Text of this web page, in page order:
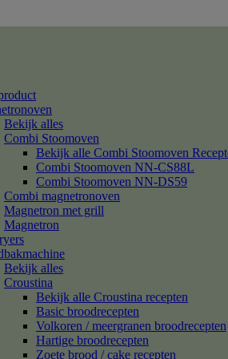
Bekijk alles
Combi Stoomoven
Bekijk alle Combi Stoomoven
Combi Stoomoven NN-CS88L
Combi Stoomoven NN-DS59
Combi magnetronoven
Magnetron met grill
Magnetron
Bekijk alles
Croustina
Bekijk alle Croustina recepten
Basic broodrecepten
Volkoren / meergranen broodrecepten
Hartige broodrecepten
Zoete brood / cake recepten